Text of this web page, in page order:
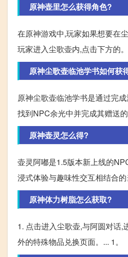
原神壶里怎么获得角色?
在原神游戏中,玩家如果想要在
玩家进入尘歌壶内,点击下方的。
原神尘歌壶临池学书如何获
原神尘歌壶临池学书是通过完
找到NPC余光中并完成其赠送的
原神壶灵怎么得?
壶灵阿嘟是1.5版本新上线的
浸式体验与趣味性交互相结合的
原神体力树脂怎么获取?
1. 点击进入尘歌壶,与阿圆对话,
外的特殊物品兑换页面。... 1。